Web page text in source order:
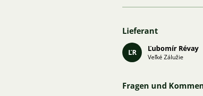
Lieferant
ĽR Ľubomír Révay
Veľké Zálužie
Fragen und